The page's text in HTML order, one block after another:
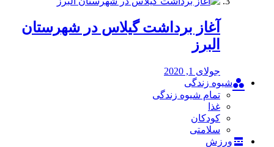
آغاز برداشت گیلاس در شهرستان
البرز
جولای 1, 2020
شیوه زندگی
تمام شیوه زندگی
غذا
کودکان
سلامتی
ورزش